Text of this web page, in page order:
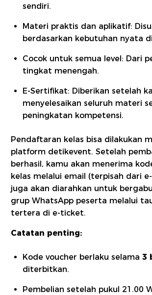
sendiri.
Materi praktis dan aplikatif:
berdasarkan kebutuhan nyata
Cocok untuk semua level: Dari
tingkat menengah.
E-Sertifikat: Diberikan setelah
menyelesaikan seluruh materi
peningkatan kompetensi.
Pendaftaran kelas bisa dilakukan
platform detikevent. Setelah
berhasil, kamu akan menerima
kelas melalui email (terpisah dari
juga akan diarahkan untuk
grup WhatsApp peserta melalui
tertera di e-ticket.
Catatan penting:
Kode voucher berlaku selama3
diterbitkan.
Pembelian setelah pukul 21.00